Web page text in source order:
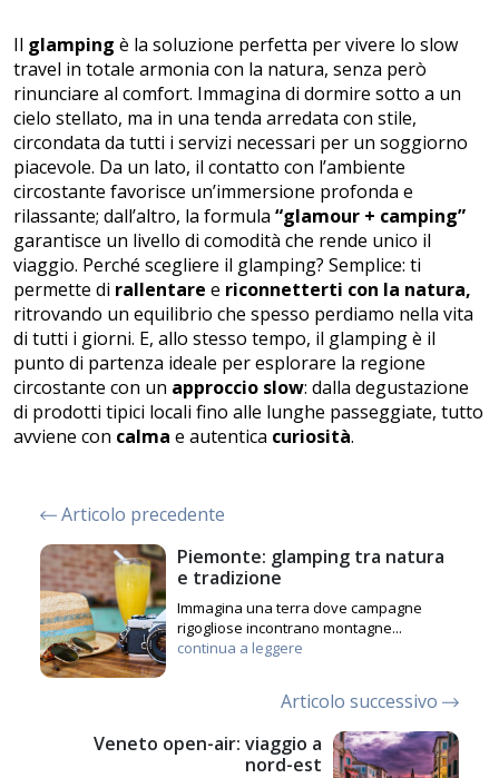
Il glamping è la soluzione perfetta per vivere lo slow
travel in totale armonia con la natura, senza però
rinunciare al comfort. Immagina di dormire sotto a un
cielo stellato, ma in una tenda arredata con stile,
circondata da tutti i servizi necessari per un soggiorno
piacevole. Da un lato, il contatto con l’ambiente
circostante favorisce un’immersione profonda e
rilassante; dall’altro, la formula “glamour + camping”
garantisce un livello di comodità che rende unico il
viaggio. Perché scegliere il glamping? Semplice: ti
permette di rallentare e riconnetterti con la natura,
ritrovando un equilibrio che spesso perdiamo nella vita
di tutti i giorni. E, allo stesso tempo, il glamping è il
punto di partenza ideale per esplorare la regione
circostante con un approccio slow: dalla degustazione
di prodotti tipici locali fino alle lunghe passeggiate, tutto
avviene con calma e autentica curiosità.
Articolo precedente
Piemonte: glamping tra natura
e tradizione
Immagina una terra dove campagne
rigogliose incontrano montagne...
continua a leggere
Articolo successivo
Veneto open-air: viaggio a
nord-est